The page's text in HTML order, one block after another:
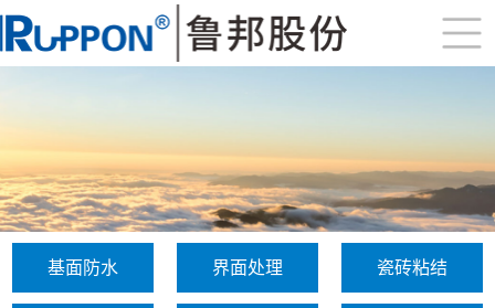
基面防水 界面处理 瓷砖粘结